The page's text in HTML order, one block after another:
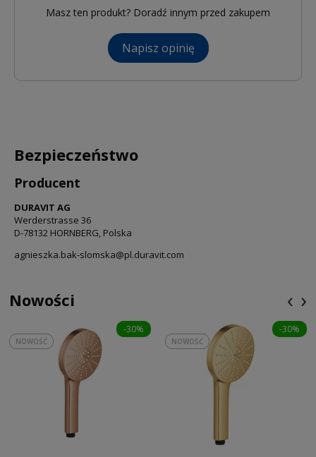
Masz ten produkt? Doradź innym przed zakupem
Napisz opinię
Bezpieczeństwo
Producent
DURAVIT AG
Werderstrasse 36
D-78132 HORNBERG, Polska
agnieszka.bak-slomska@pl.duravit.com
Nowości
-30%
NOWOŚĆ
-30%
NOWOŚĆ
‹ ›